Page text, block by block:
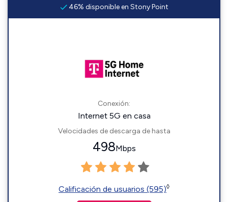
46% disponible en Stony Point
Conexión:
Internet 5G en casa
Velocidades de descarga de hasta
498Mbps
Calificación de usuarios (595)◊